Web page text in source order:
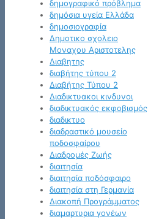
δημογραφικό πρόβλημα
δημόσια υγεία Ελλάδα
δημοσιογραφία
Δημοτικο σχολειο
Μοναχου Αριστοτελης
Διαβητης
διαβήτης τύπου 2
Διαβήτης Τύπου 2
Διαδικτυακοι κινδυνοι
διαδικτυακός εκφοβισμός
διαδικτυο
διαδραστικό μουσείο
ποδοσφαίρου
Διαδρομές Ζωής
διαιτησία
διαιτησία ποδόσφαιρο
διαιτησία στη Γερμανία
Διακοπή Προγράμματος
διαμαρτυρια γονέων